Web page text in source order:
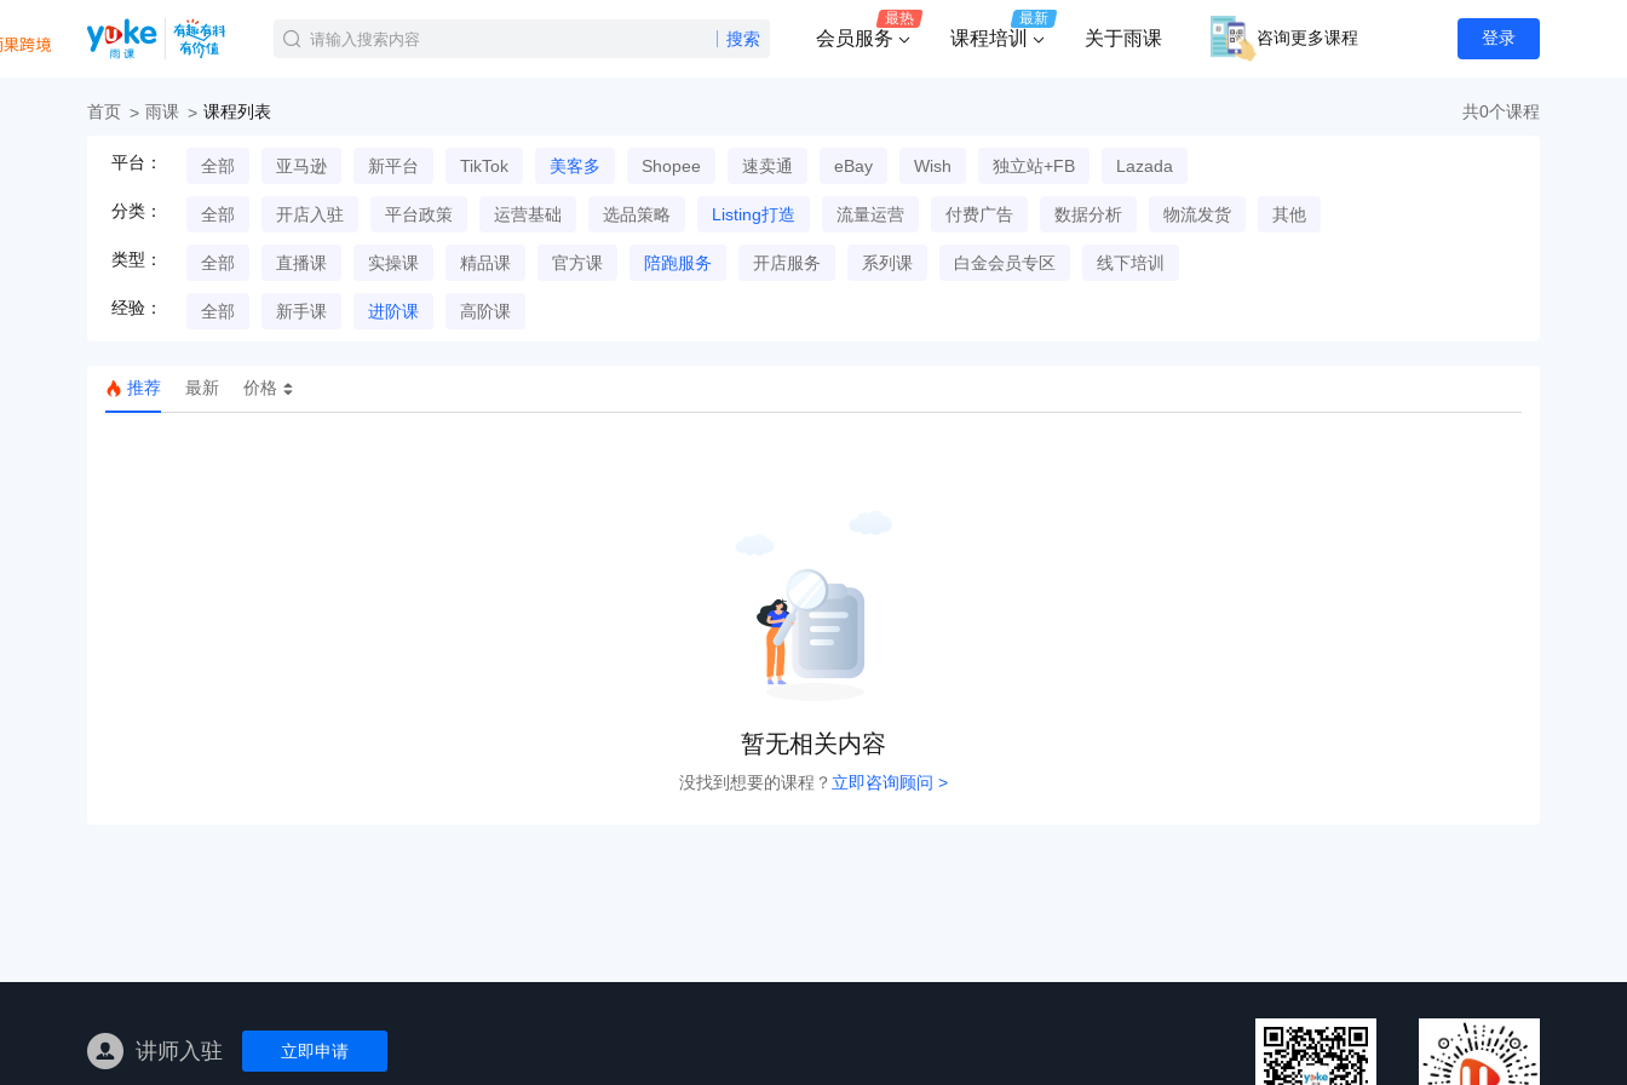
搜索 会员服务
最热
课程培训
最新
关于雨课 咨询更多课程 登录
首页 雨课 课程列表 共0个课程
平台： 全部 亚马逊 新平台 TikTok 美客多 Shopee 速卖通 eBay Wish 独立站+FB Lazada
分类： 全部 开店入驻 平台政策 运营基础 选品策略 Listing打造 流量运营 付费广告 数据分析 物流发货 其他
类型： 全部 直播课 实操课 精品课 官方课 陪跑服务 开店服务 系列课 白金会员专区 线下培训
经验： 全部 新手课 进阶课 高阶课
推荐 最新 价格
暂无相关内容
没找到想要的课程？ 立即咨询顾问 >
讲师入驻 立即申请